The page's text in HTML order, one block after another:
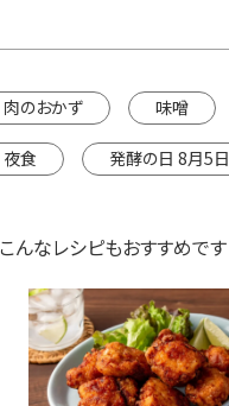
肉のおかず 味噌
夜食 発酵の日 8月5日
こんなレシピもおすすめです